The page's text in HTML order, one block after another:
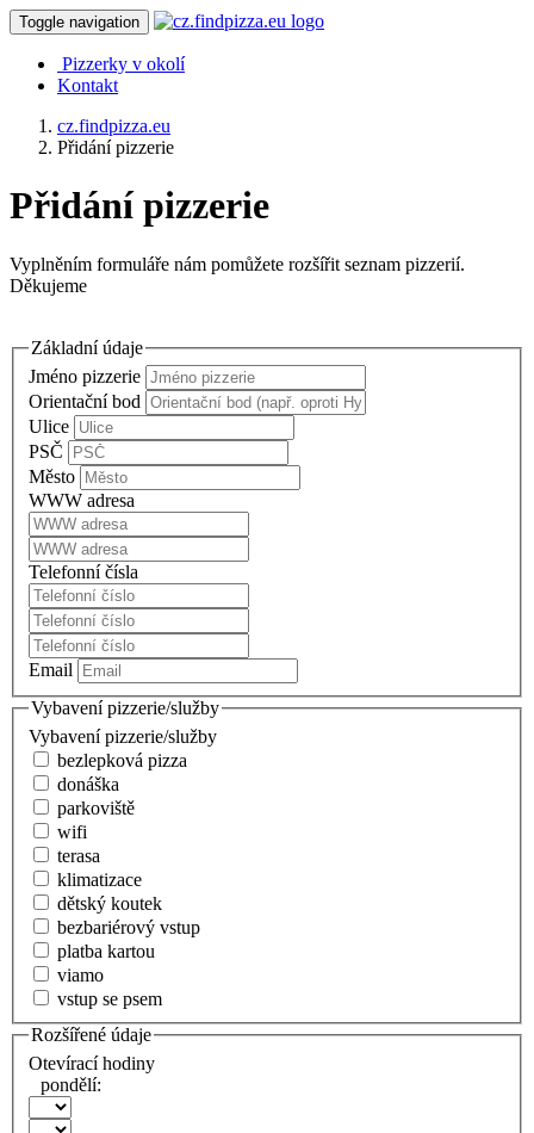
Toggle navigation
Pizzerky v okolí
Kontakt
cz.findpizza.eu
Přidání pizzerie
Přidání pizzerie
Vyplněním formuláře nám pomůžete rozšířit seznam pizzerií.
Děkujeme
Základní údaje
Jméno pizzerie
Orientační bod
Ulice
PSČ
Město
WWW adresa
Telefonní čísla
Email
Vybavení pizzerie/služby
Vybavení pizzerie/služby
bezlepková pizza
donáška
parkoviště
wifi
terasa
klimatizace
dětský koutek
bezbariérový vstup
platba kartou
viamo
vstup se psem
Rozšířené údaje
Otevírací hodiny
pondělí: